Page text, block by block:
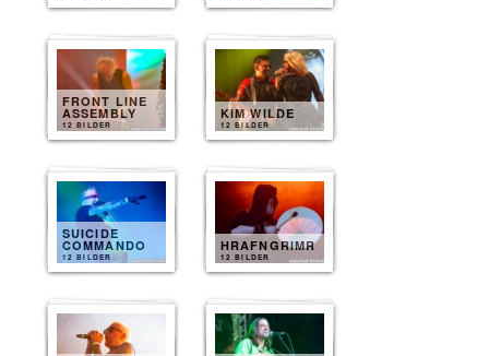
FRONT LINE
ASSEMBLY
12 BILDER
KIM WILDE
12 BILDER
SUICIDE
COMMANDO
12 BILDER
HRAFNGRIMR
12 BILDER